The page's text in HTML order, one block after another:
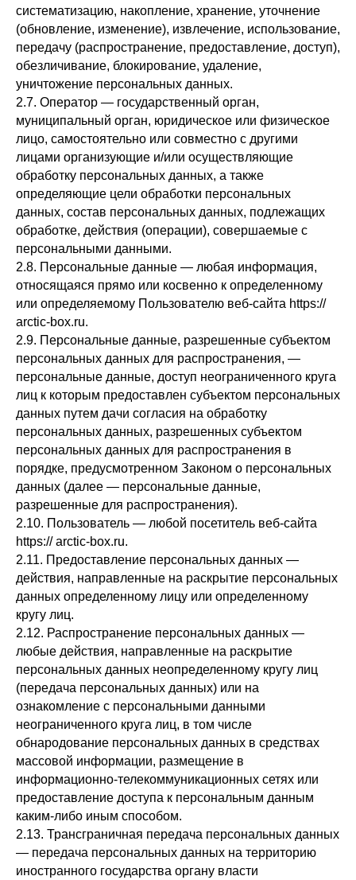
систематизацию, накопление, хранение, уточнение
(обновление, изменение), извлечение, использование,
передачу (распространение, предоставление, доступ),
обезличивание, блокирование, удаление,
уничтожение персональных данных.
2.7. Оператор — государственный орган,
муниципальный орган, юридическое или физическое
лицо, самостоятельно или совместно с другими
лицами организующие и/или осуществляющие
обработку персональных данных, а также
определяющие цели обработки персональных
данных, состав персональных данных, подлежащих
обработке, действия (операции), совершаемые с
персональными данными.
2.8. Персональные данные — любая информация,
относящаяся прямо или косвенно к определенному
или определяемому Пользователю веб-сайта https://
arctic-box.ru.
2.9. Персональные данные, разрешенные субъектом
персональных данных для распространения, —
персональные данные, доступ неограниченного круга
лиц к которым предоставлен субъектом персональных
данных путем дачи согласия на обработку
персональных данных, разрешенных субъектом
персональных данных для распространения в
порядке, предусмотренном Законом о персональных
данных (далее — персональные данные,
разрешенные для распространения).
2.10. Пользователь — любой посетитель веб-сайта
https:// arctic-box.ru.
2.11. Предоставление персональных данных —
действия, направленные на раскрытие персональных
данных определенному лицу или определенному
кругу лиц.
2.12. Распространение персональных данных —
любые действия, направленные на раскрытие
персональных данных неопределенному кругу лиц
(передача персональных данных) или на
ознакомление с персональными данными
неограниченного круга лиц, в том числе
обнародование персональных данных в средствах
массовой информации, размещение в
информационно-телекоммуникационных сетях или
предоставление доступа к персональным данным
каким-либо иным способом.
2.13. Трансграничная передача персональных данных
— передача персональных данных на территорию
иностранного государства органу власти